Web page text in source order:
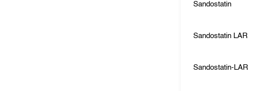
Sandostatin
Sandostatin LAR
Sandostatin-LAR